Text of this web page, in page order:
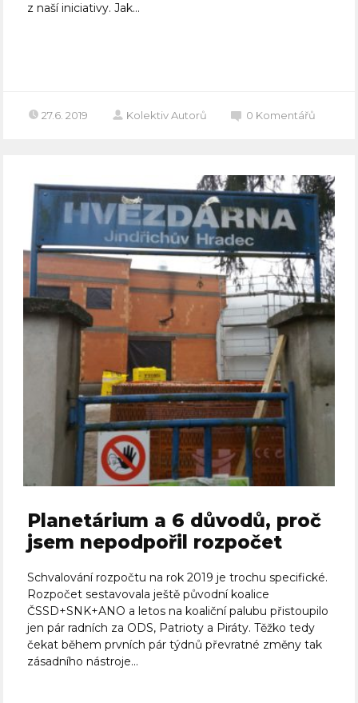
z naší iniciativy. Jak...
27.6. 2019 Kolektiv Autorů 0 Komentářů
Planetárium a 6 důvodů, proč
jsem nepodpořil rozpočet
Schvalování rozpočtu na rok 2019 je trochu specifické.
Rozpočet sestavovala ještě původní koalice
ČSSD+SNK+ANO a letos na koaliční palubu přistoupilo
jen pár radních za ODS, Patrioty a Piráty. Těžko tedy
čekat během prvních pár týdnů převratné změny tak
zásadního nástroje...